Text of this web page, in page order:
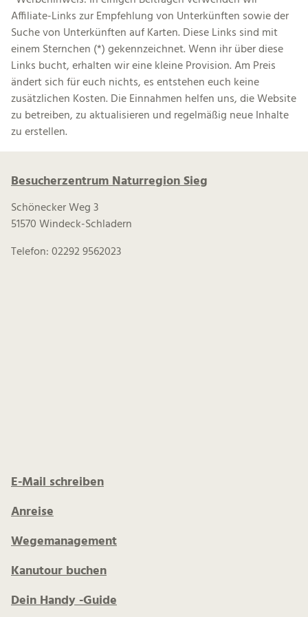
Affiliate-Links zur Empfehlung von Unterkünften sowie der
Suche von Unterkünften auf Karten. Diese Links sind mit
einem Sternchen (*) gekennzeichnet. Wenn ihr über diese
Links bucht, erhalten wir eine kleine Provision. Am Preis
ändert sich für euch nichts, es entstehen euch keine
zusätzlichen Kosten. Die Einnahmen helfen uns, die Website
zu betreiben, zu aktualisieren und regelmäßig neue Inhalte
zu erstellen.
Besucherzentrum Naturregion Sieg
Schönecker Weg 3
51570 Windeck-Schladern
Telefon: 02292 9562023
E-Mail schreiben
Anreise
Wegemanagement
Kanutour buchen
Dein Handy -Guide